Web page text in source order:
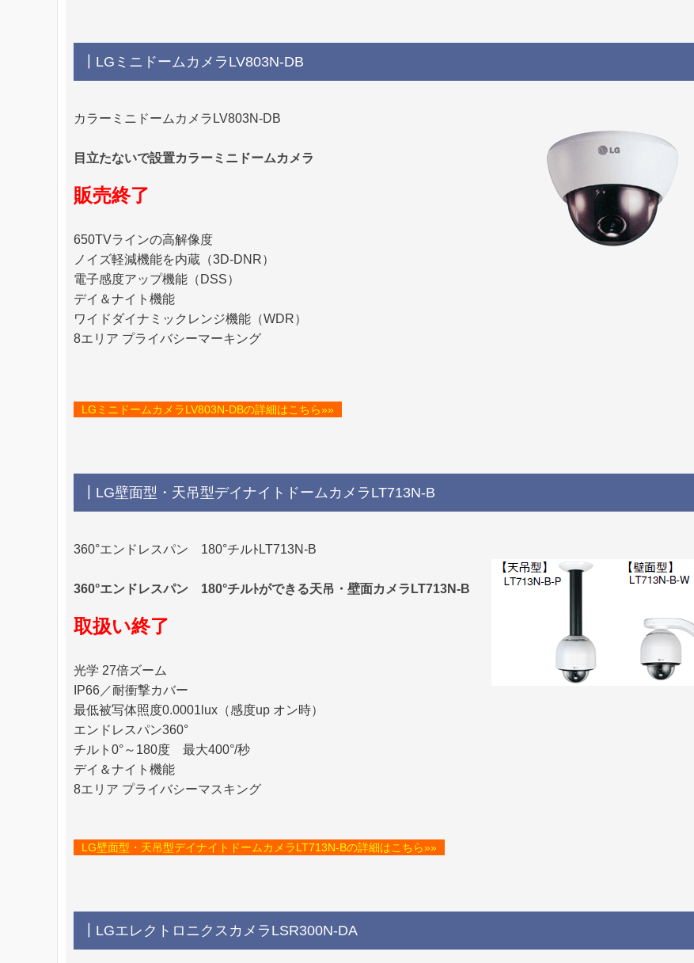
┃LGミニドームカメラLV803N-DB
カラーミニドームカメラLV803N-DB
目立たないで設置カラーミニドームカメラ
販売終了
650TVラインの高解像度
ノイズ軽減機能を内蔵（3D-DNR）
電子感度アップ機能（DSS）
デイ＆ナイト機能
ワイドダイナミックレンジ機能（WDR）
8エリア プライバシーマーキング
LGミニドームカメラLV803N-DBの詳細はこちら»»
┃LG壁面型・天吊型デイナイトドームカメラLT713N-B
360°エンドレスパン 180°チルﾄLT713N-B
360°エンドレスパン 180°チルﾄができる天吊・壁面カメラLT713N-B
取扱い終了
光学 27倍ズーム
IP66／耐衝撃カバー
最低被写体照度0.0001lux（感度up オン時）
エンドレスパン360°
チルト0°～180度 最大400°/秒
デイ＆ナイト機能
8エリア プライバシーマスキング
LG壁面型・天吊型デイナイトドームカメラLT713N-Bの詳細はこちら»»
┃LGエレクトロニクスカメラLSR300N-DA